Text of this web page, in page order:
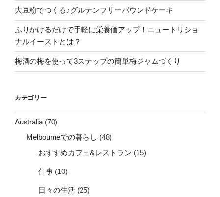
大豆粉でつくる♪グルテンフリーパウンドケーキ
ふりかけるだけで手軽に栄養価アップ！ニュートリショ
ナルイーストとは？
梅酒の梅を使って3ステップの簡単梅ジャムづくり
カテゴリー
Australia (70)
Melbourneでの暮らし (48)
おすすめカフェ&レストラン (15)
仕事 (10)
日々の生活 (25)